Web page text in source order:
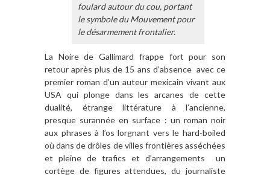
foulard autour du cou, portant
le symbole du Mouvement pour
le désarmement frontalier.
La Noire de Gallimard frappe fort pour son
retour après plus de 15 ans d’absence avec ce
premier roman d’un auteur mexicain vivant aux
USA qui plonge dans les arcanes de cette
dualité, étrange littérature à l’ancienne,
presque surannée en surface : un roman noir
aux phrases à l’os lorgnant vers le hard-boiled
où dans de drôles de villes frontières asséchées
et pleine de trafics et d’arrangements un
cortège de figures attendues, du journaliste